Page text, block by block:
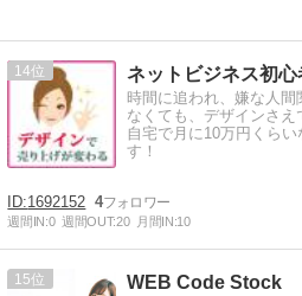
14
時間に追われ、嫌な人
なくても、デザインさ
自宅で月に10万円くら
す！
1692152 4
週間IN:0 週間OUT:20 月間IN:10
15 WEB Code Stock